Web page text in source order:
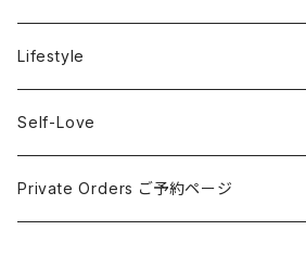
Keychain Charms & Accessories
Imported Collection
Eart 土(グラウンディング,安定,現実)
5 Element Set
アゲート
アズライト
アパタイト
Silver
Red / Orange
Pink / Purple
Tumbled タンブル
Loose ルース
Palm 握り石
Under ¥3000
¥3001〜¥5000
¥5001〜¥10000
Lifestyle
Self-Love
SELF LOVE CARD/SEX TALK CARD
Private Orders ご予約ページ